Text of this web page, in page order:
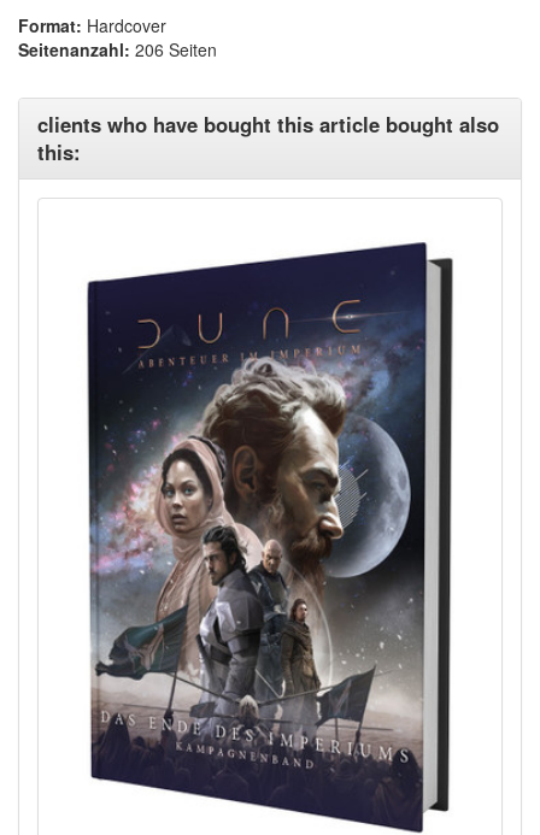
Format: Hardcover
Seitenanzahl: 206 Seiten
clients who have bought this article bought also
this: